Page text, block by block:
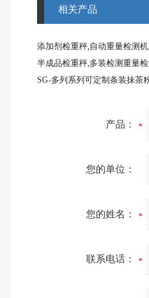
相关产品
添加剂检重秤,自动重量检测
产品：
您的单位：
您的姓名：
联系电话：